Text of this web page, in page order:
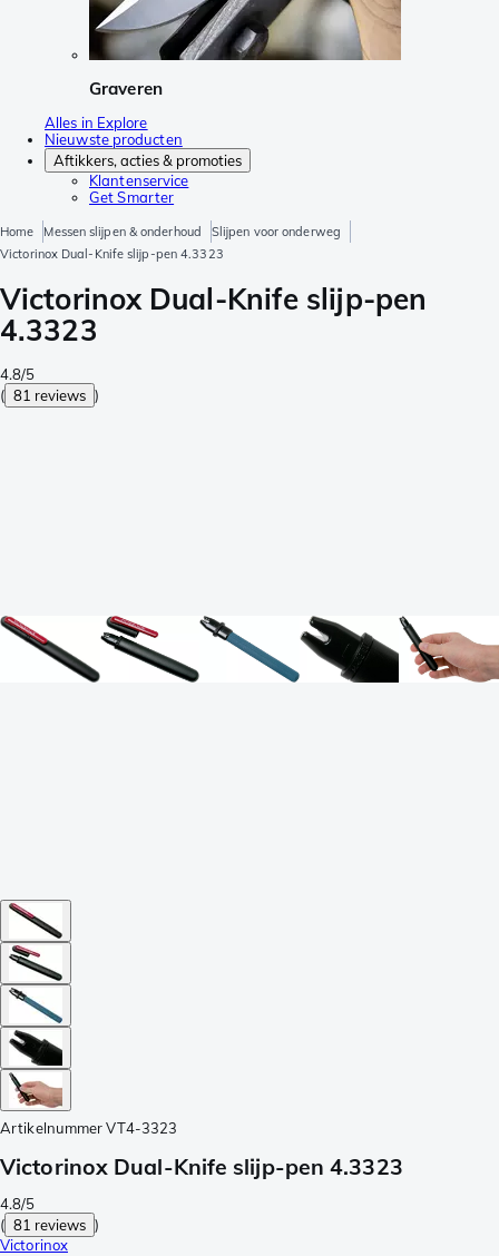
Graveren
Alles in Explore
Nieuwste producten
Aftikkers, acties & promoties
Klantenservice
Get Smarter
Home Messen slijpen & onderhoud
Slijpen voor onderweg
Victorinox Dual-Knife slijp-pen 4.3323
Victorinox Dual-Knife slijp-pen
4.3323
4.8/5
( 81 reviews )
Artikelnummer VT4-3323
Victorinox Dual-Knife slijp-pen 4.3323
4.8/5
( 81 reviews )
Victorinox